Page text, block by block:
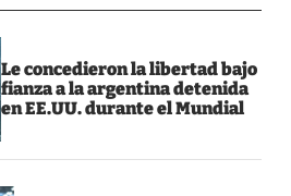
Le concedieron la libertad bajo
fianza a la argentina detenida
en EE.UU. durante el Mundial